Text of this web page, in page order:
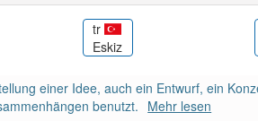
tr
Eskiz
einer Idee, auch ein Entwurf, ein
benutzt. Mehr lesen